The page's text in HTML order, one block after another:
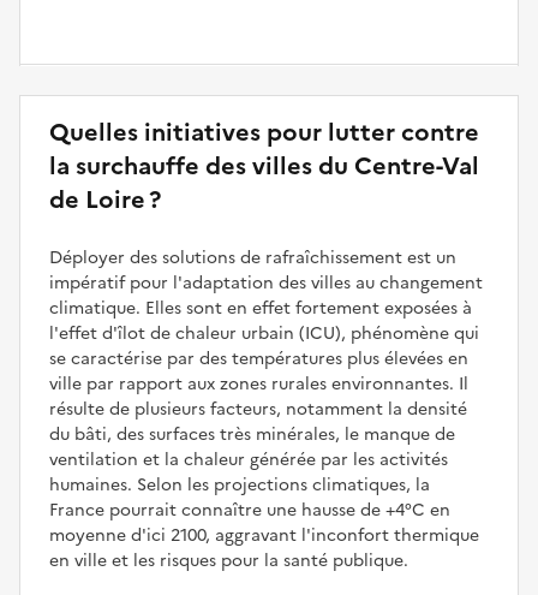
Quelles initiatives pour lutter contre
la surchauffe des villes du Centre-Val
de Loire ?
Déployer des solutions de rafraîchissement est un
impératif pour l'adaptation des villes au changement
climatique. Elles sont en effet fortement exposées à
l'effet d'îlot de chaleur urbain (ICU), phénomène qui
se caractérise par des températures plus élevées en
ville par rapport aux zones rurales environnantes. Il
résulte de plusieurs facteurs, notamment la densité
du bâti, des surfaces très minérales, le manque de
ventilation et la chaleur générée par les activités
humaines. Selon les projections climatiques, la
France pourrait connaître une hausse de +4°C en
moyenne d'ici 2100, aggravant l'inconfort thermique
en ville et les risques pour la santé publique.